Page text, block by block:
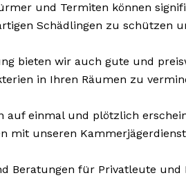
und Termiten können
Schädlingen zu schützen
bieten wir auch gute und
in Ihren Räumen zu
auf einmal und plötzlich
unseren
Beratungen für Privatleute